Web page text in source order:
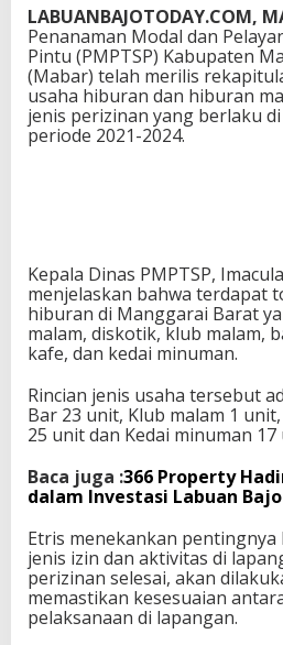
s
U
s
a
h
a
2
e
r
a
k
h
r
LABUANBAJOTODAY.COM,
Penanaman Modal dan
Pintu (PMPTSP) Kabupaten
(Mabar) telah merilis
usaha hiburan dan hiburan
jenis perizinan yang berlaku
periode 2021-2024.
Kepala Dinas PMPTSP,
menjelaskan bahwa terdapat
hiburan di Manggarai Barat
malam, diskotik, klub malam,
kafe, dan kedai minuman.
Rincian jenis usaha tersebut
Bar 23 unit, Klub malam 1
25 unit dan Kedai minuman 17
Baca juga :366 Property
dalam Investasi Labuan Bajo
Etris menekankan pentingnya
jenis izin dan aktivitas di
perizinan selesai, akan
memastikan kesesuaian
pelaksanaan di lapangan.